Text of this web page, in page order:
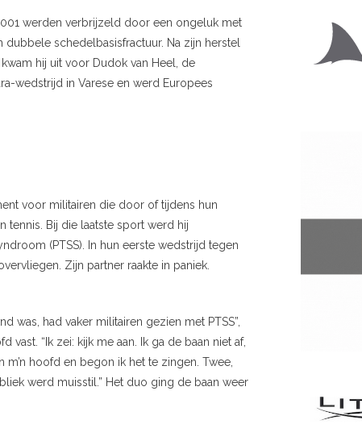
werden verbrijzeld door een ongeluk met
schedelbasisfractuur. Na zijn herstel
hij uit voor Dudok van Heel, de
wedstrijd in Varese en werd Europees
voor militairen die door of tijdens hun
tennis. Bij die laatste sport werd hij
(PTSS). In hun eerste wedstrijd tegen
Zijn partner raakte in paniek.
was, had vaker militairen gezien met PTSS”,
“Ik zei: kijk me aan. Ik ga de baan niet af,
m’n hoofd en begon ik het te zingen. Twee,
werd muisstil.” Het duo ging de baan weer